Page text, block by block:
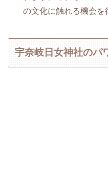
の文化に触れる機会を
宇奈岐日女神社のパ